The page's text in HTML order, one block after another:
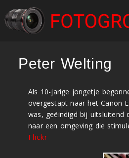
Peter Welting
Als 10-jarige jongetje
overgestapt naar het Canon
was, geëindigd bij uitsluitend
naar een omgeving die
Flickr